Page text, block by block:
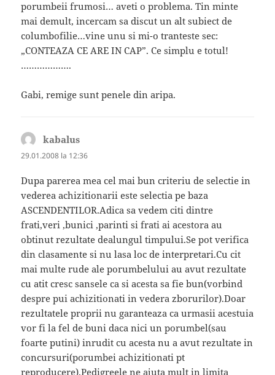
porumbeii frumosi… aveti o problema. Tin minte
mai demult, incercam sa discut un alt subiect de
columbofilie…vine unu si mi-o tranteste sec:
„CONTEAZA CE ARE IN CAP”. Ce simplu e totul!
……………….
Gabi, remige sunt penele din aripa.
kabalus
29.01.2008 la 12:36
Dupa parerea mea cel mai bun criteriu de selectie in
vederea achizitionarii este selectia pe baza
ASCENDENTILOR.Adica sa vedem citi dintre
frati,veri ,bunici ,parinti si frati ai acestora au
obtinut rezultate dealungul timpului.Se pot verifica
din clasamente si nu lasa loc de interpretari.Cu cit
mai multe rude ale porumbelului au avut rezultate
cu atit cresc sansele ca si acesta sa fie bun(vorbind
despre pui achizitionati in vedera zborurilor).Doar
rezultatele proprii nu garanteaza ca urmasii acestuia
vor fi la fel de buni daca nici un porumbel(sau
foarte putini) inrudit cu acesta nu a avut rezultate in
concursuri(porumbei achizitionati pt
reproducere).Pedigreele ne ajuta mult in limita